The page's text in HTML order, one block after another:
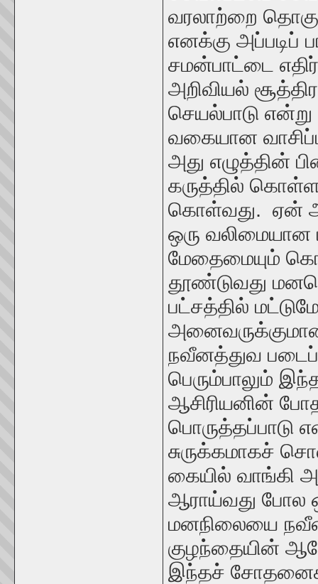
வரலாற்றை
எனக்கு அப்படிப்
சமன்பாட்டை
அறிவியல்
செயல்பாடு
வகையான
அது எழுத்தின்
கருத்தில்
கொள்வது. ஏன்
ஒரு வலிமையான
மேதைமையும்
தூண்டுவது
பட்சத்தில்
நவீனத்துவ
பெரும்பாலும்
ஆசிரியனின்
பொருத்தப்பாடு
சுருக்கமாகச்
கையில் வாங்கி
ஆராய்வது போல
மனநிலையை
குழந்தையின்
இந்தச்